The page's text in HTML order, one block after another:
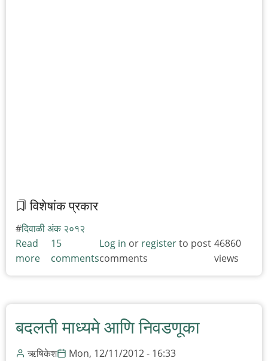
विशेषांक प्रकार
दिवाळी अंक २०१२
Read
more about
सामसूम
वाट
15
comments
Log in or registerto post
comments
46860
views
बदलती माध्यमे आणि निवडणूका
ऋषिकेश Mon, 12/11/2012 - 16:33